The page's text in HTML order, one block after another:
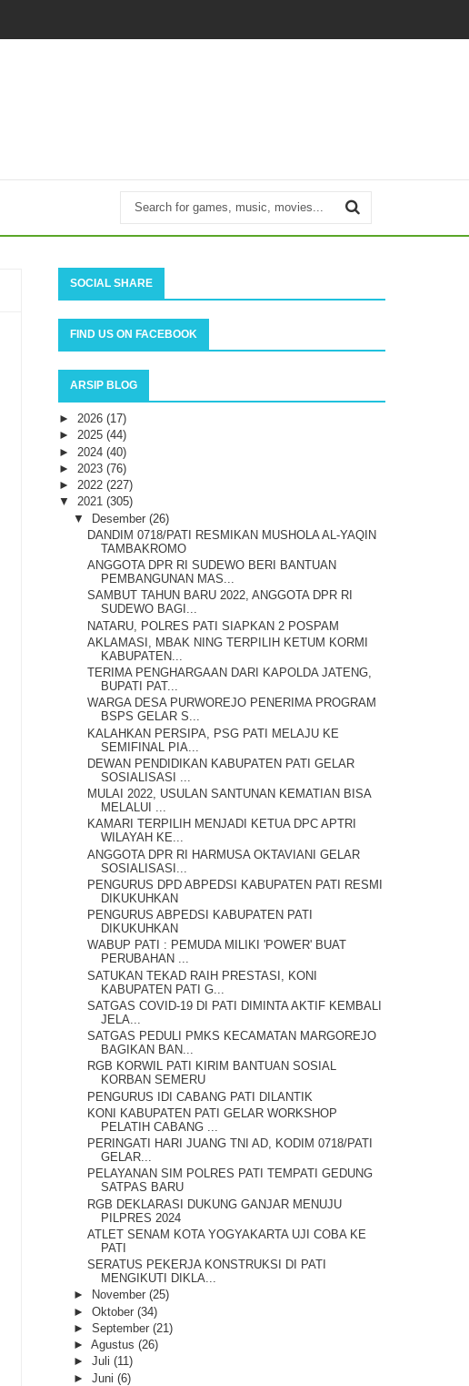
SOCIAL SHARE
FIND US ON FACEBOOK
ARSIP BLOG
► 2026 (17)
► 2025 (44)
► 2024 (40)
► 2023 (76)
► 2022 (227)
▼ 2021 (305)
▼ Desember (26)
DANDIM 0718/PATI RESMIKAN MUSHOLA AL-YAQIN
TAMBAKROMO
ANGGOTA DPR RI SUDEWO BERI BANTUAN
PEMBANGUNAN MAS...
SAMBUT TAHUN BARU 2022, ANGGOTA DPR RI
SUDEWO BAGI...
NATARU, POLRES PATI SIAPKAN 2 POSPAM
AKLAMASI, MBAK NING TERPILIH KETUM KORMI
KABUPATEN...
TERIMA PENGHARGAAN DARI KAPOLDA JATENG,
BUPATI PAT...
WARGA DESA PURWOREJO PENERIMA PROGRAM
BSPS GELAR S...
KALAHKAN PERSIPA, PSG PATI MELAJU KE
SEMIFINAL PIA...
DEWAN PENDIDIKAN KABUPATEN PATI GELAR
SOSIALISASI ...
MULAI 2022, USULAN SANTUNAN KEMATIAN BISA
MELALUI ...
KAMARI TERPILIH MENJADI KETUA DPC APTRI
WILAYAH KE...
ANGGOTA DPR RI HARMUSA OKTAVIANI GELAR
SOSIALISASI...
PENGURUS DPD ABPEDSI KABUPATEN PATI RESMI
DIKUKUHKAN
PENGURUS ABPEDSI KABUPATEN PATI
DIKUKUHKAN
WABUP PATI : PEMUDA MILIKI 'POWER' BUAT
PERUBAHAN ...
SATUKAN TEKAD RAIH PRESTASI, KONI
KABUPATEN PATI G...
SATGAS COVID-19 DI PATI DIMINTA AKTIF KEMBALI
JELA...
SATGAS PEDULI PMKS KECAMATAN MARGOREJO
BAGIKAN BAN...
RGB KORWIL PATI KIRIM BANTUAN SOSIAL
KORBAN SEMERU
PENGURUS IDI CABANG PATI DILANTIK
KONI KABUPATEN PATI GELAR WORKSHOP
PELATIH CABANG ...
PERINGATI HARI JUANG TNI AD, KODIM 0718/PATI
GELAR...
PELAYANAN SIM POLRES PATI TEMPATI GEDUNG
SATPAS BARU
RGB DEKLARASI DUKUNG GANJAR MENUJU
PILPRES 2024
ATLET SENAM KOTA YOGYAKARTA UJI COBA KE
PATI
SERATUS PEKERJA KONSTRUKSI DI PATI
MENGIKUTI DIKLA...
►
November (25)
► Oktober (34)
► September (21)
► Agustus (26)
► Juli (11)
► Juni (6)